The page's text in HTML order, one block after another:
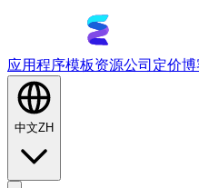
应用程序模板资源公司 定价博
中文ZH